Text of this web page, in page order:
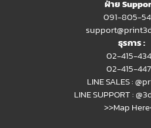
ฝ่าย
091-805-
ธุรการ :
02-415-
02-415-
LINE SALES :
LINE SUPPORT :
>>Map